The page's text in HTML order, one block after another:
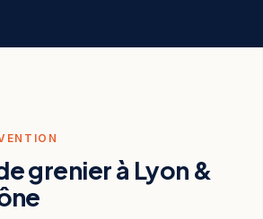
grenier à Lyon &